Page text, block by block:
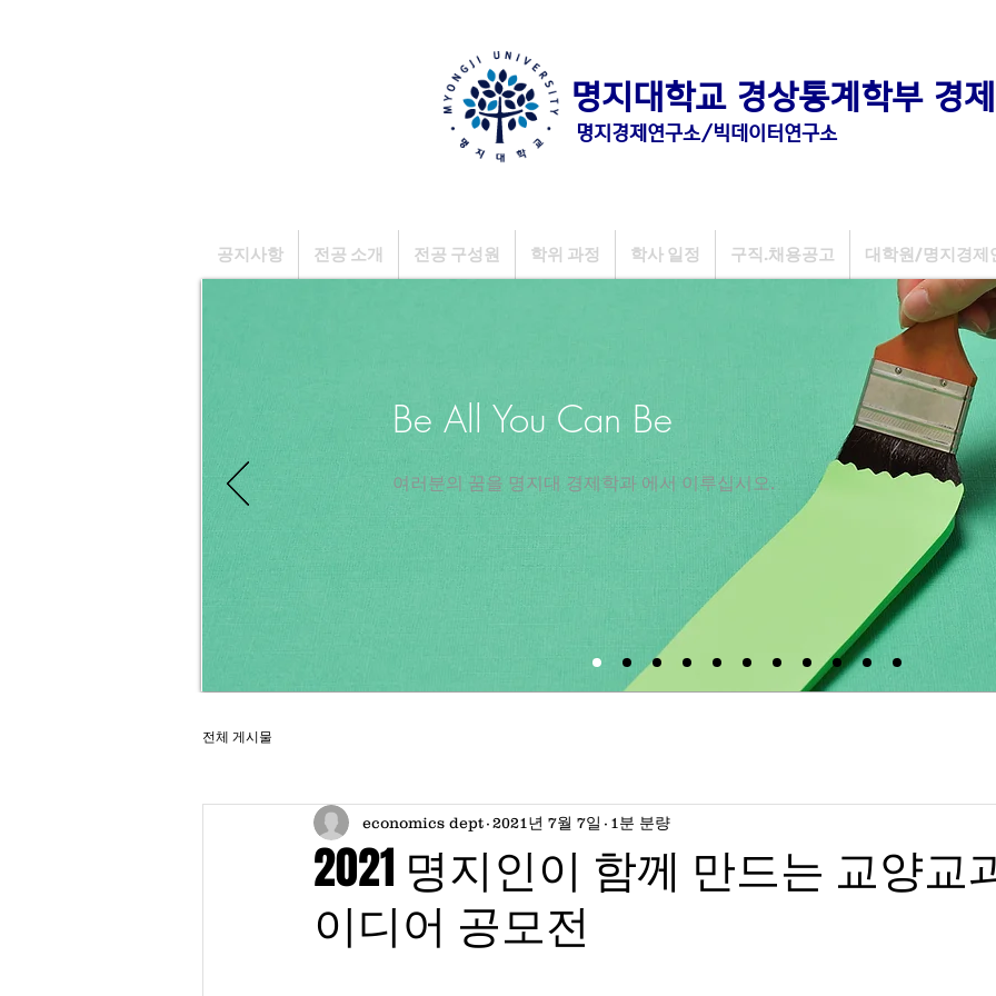
명지대학교 경상통계학부 경
명지경제연구소/빅데이터연구소
공지사항 전공 소개 전공 구성원 학위 과정 학사 일정 구직.채용공고 대학원/명지경제
Be All You Can Be
​여러분의 꿈을 명지대 경제학과 에서 이루십시오.
전체 게시물
2021 명지인이 함께 만드는 교양교
이디어 공모전
economics dept 2021년 7월 7일 1분 분량